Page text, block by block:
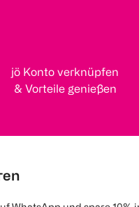
jö Konto verknüpfen
& Vorteile genießen